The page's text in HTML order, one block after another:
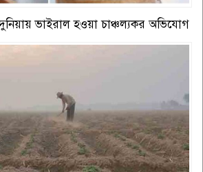
ভাইরাল হওয়া চাঞ্চল্যকর অভিযোগ